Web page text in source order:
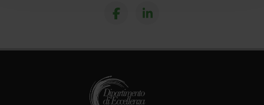
raccolto dal tuo utilizzo dei loro servizi.